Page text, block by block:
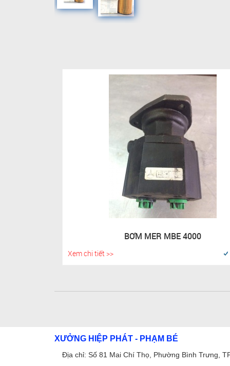
BƠM MER MBE 4000
Xem chi tiết >>
XƯỞNG HIỆP PHÁT - PHẠM BÉ
Địa chỉ: Số 81 Mai Chí Thọ, Phường Bình Trưng,